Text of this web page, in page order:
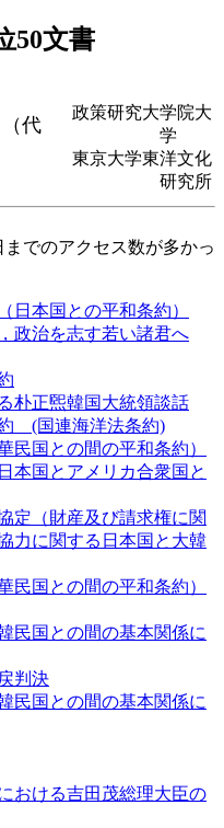
50文書
（代
政策研究大学院大
学
東京大学東洋文化
研究所
までのアクセス数が多かっ
日本国との平和条約）
政治を志す若い諸君へ
朴正煕韓国大統領談話
(国連海洋法条約)
民国との間の平和条約）
本国とアメリカ合衆国と
定（財産及び請求権に関
力に関する日本国と大韓
民国との間の平和条約）
民国との間の基本関係に
判決
民国との間の基本関係に
おける吉田茂総理大臣の